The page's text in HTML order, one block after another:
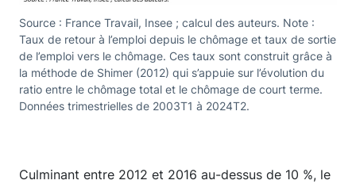
Source : France Travail, Insee ; calcul des auteurs. Note :
Taux de retour à l’emploi depuis le chômage et taux de sortie
de l’emploi vers le chômage. Ces taux sont construit grâce à
la méthode de Shimer (2012) qui s’appuie sur l’évolution du
ratio entre le chômage total et le chômage de court terme.
Données trimestrielles de 2003T1 à 2024T2.
Culminant entre 2012 et 2016 au-dessus de 10 %, le